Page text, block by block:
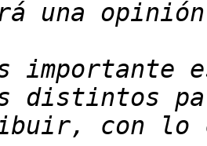
importante
con lo